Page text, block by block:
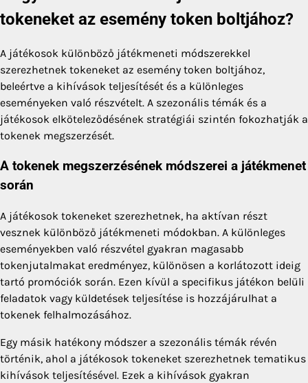
tokeneket az esemény token boltjához?
A játékosok különböző játékmeneti módszerekkel
szerezhetnek tokeneket az esemény token boltjához,
beleértve a kihívások teljesítését és a különleges
eseményeken való részvételt. A szezonális témák és a
játékosok elköteleződésének stratégiái szintén fokozhatják a
tokenek megszerzését.
A tokenek megszerzésének módszerei a játékmenet
során
A játékosok tokeneket szerezhetnek, ha aktívan részt
vesznek különböző játékmeneti módokban. A különleges
eseményekben való részvétel gyakran magasabb
tokenjutalmakat eredményez, különösen a korlátozott ideig
tartó promóciók során. Ezen kívül a specifikus játékon belüli
feladatok vagy küldetések teljesítése is hozzájárulhat a
tokenek felhalmozásához.
Egy másik hatékony módszer a szezonális témák révén
történik, ahol a játékosok tokeneket szerezhetnek tematikus
kihívások teljesítésével. Ezek a kihívások gyakran